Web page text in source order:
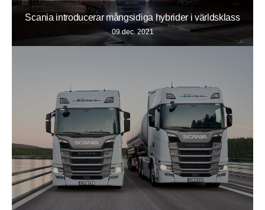
Scania introducerar mångsidiga hybrider i världsklass
09 dec. 2021